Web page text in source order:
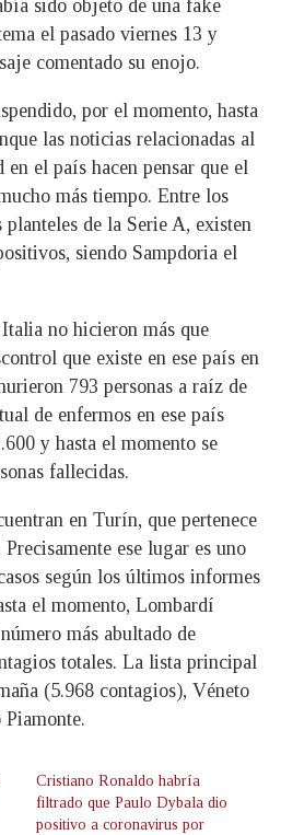
sido objeto de una fake
el pasado viernes 13 y
comentado su enojo.
por el momento, hasta
las noticias relacionadas al
en el país hacen pensar que el
más tiempo. Entre los
de la Serie A, existen
siendo Sampdoria el
no hicieron más que
que existe en ese país en
793 personas a raíz de
de enfermos en ese país
y hasta el momento se
fallecidas.
en Turín, que pertenece
ese lugar es uno
según los últimos informes
el momento, Lombardí
más abultado de
totales. La lista principal
(5.968 contagios), Véneto
Cristiano Ronaldo habría
filtrado que Paulo Dybala dio
positivo a coronavirus por